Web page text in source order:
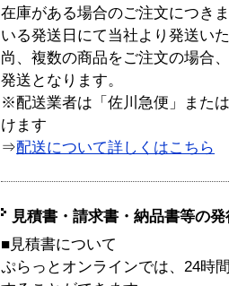
在庫がある場合のご注文につき
いる発送日にて当社より発送い
尚、複数の商品をご注文の場合
発送となります。
※配送業者は「佐川急便」また
けます
⇒配送について詳しくはこちら
見積書・請求書・納品書等の
■見積書について
ぷらっとオンラインでは、24時